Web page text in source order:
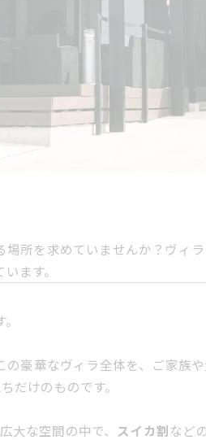
所を求めていませんか？ヴィ
ます。
豪華なヴィラ全体を、ご家族
だけのものです。
大な空間の中で、 スイカ割など